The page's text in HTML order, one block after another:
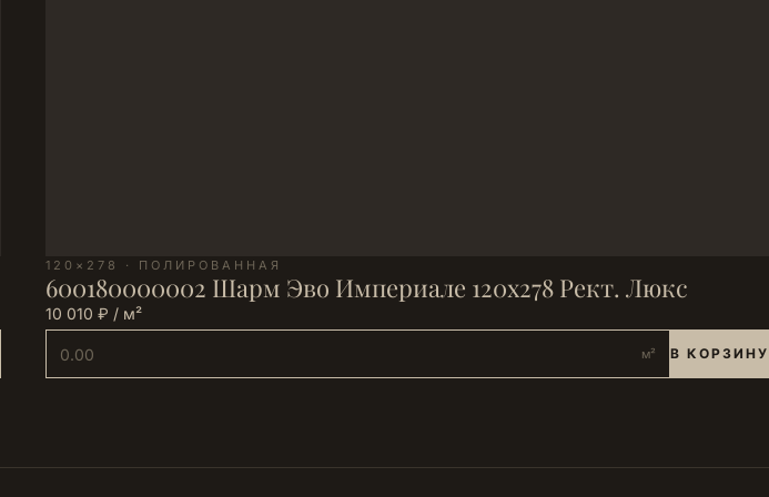
120×278 · ПОЛИРОВАННАЯ
600180000002 Шарм Эво Империале 120х278 Рект. Люкс
10 010 ₽ / м²
м² В КОРЗИНУ